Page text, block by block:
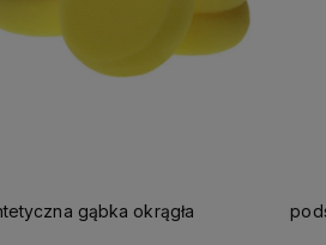
gąbka okrągła